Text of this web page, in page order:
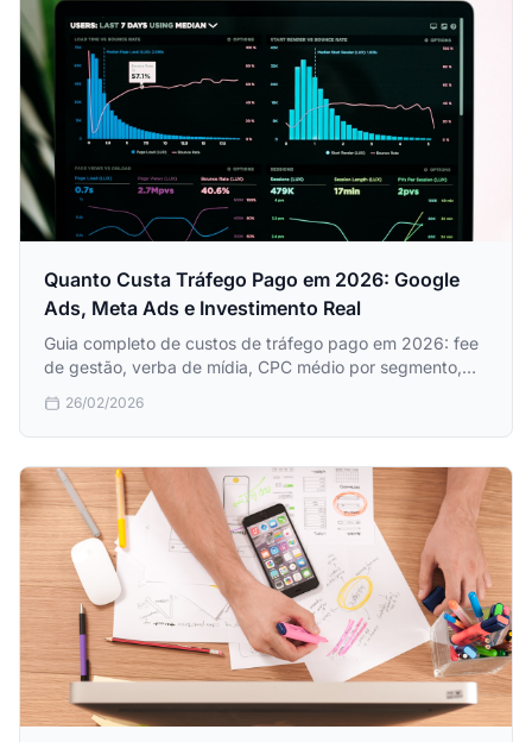
Quanto Custa Tráfego Pago em 2026: Google
Ads, Meta Ads e Investimento Real
Guia completo de custos de tráfego pago em 2026: fee
de gestão, verba de mídia, CPC médio por segmento,
Meta Ads.
26/02/2026